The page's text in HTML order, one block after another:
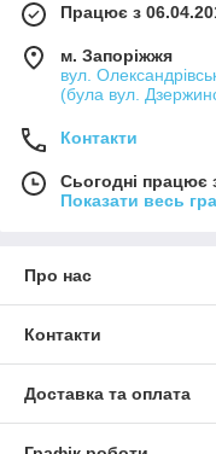
Працює з
м. Запоріжжя
вул.
(була вул.
Контакти
Сьогодні працює
Показати весь
Про нас
Контакти
Доставка та оплата